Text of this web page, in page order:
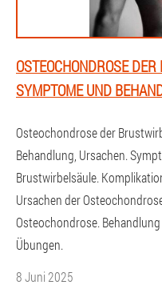
OSTEOCHONDROSE
SYMPTOME UND
Osteochondrose der
Behandlung, Ursachen.
Brustwirbelsäule.
Ursachen der
Osteochondrose.
Übungen.
8 Juni 2025